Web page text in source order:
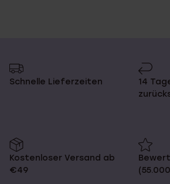
Schnelle Lieferzeiten
14
Kostenloser Versand ab
€49